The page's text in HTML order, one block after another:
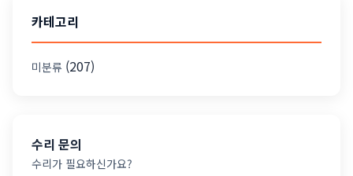
카테고리
미분류 (207)
수리 문의
수리가 필요하신가요?